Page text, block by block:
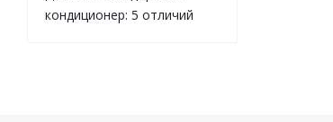
кондиционер: 5 отличий